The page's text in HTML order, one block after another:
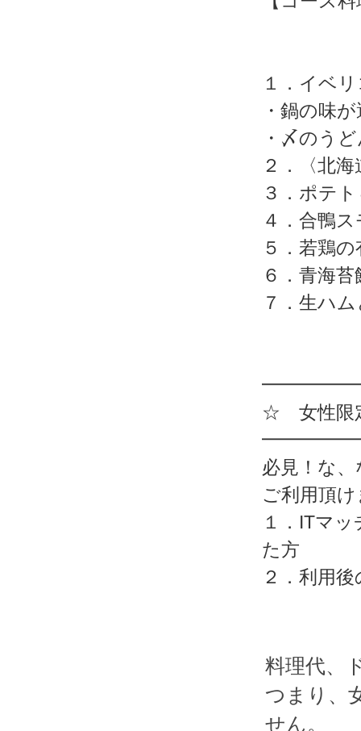
１．イベ
・鍋の味
・〆のう
２．〈北
３．ポテ
４．合鴨
５．若鶏
６．青海
７．生ハ
☆ 女性限
必見！な
ご利用頂
１．ITマ
た方
２．利用
料理代、
つまり、
せん。